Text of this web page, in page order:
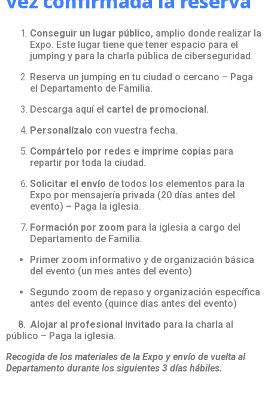
Conseguir un lugar público, amplio donde realizar la
Expo. Este lugar tiene que tener espacio para el
jumping y para la charla pública de ciberseguridad.
Reserva un jumping en tu ciudad o cercano – Paga
el Departamento de Familia.
Descarga aquí el cartel de promocional.
Personalízalo con vuestra fecha.
Compártelo por redes e imprime copias para
repartir por toda la ciudad.
Solicitar el envío de todos los elementos para la
Expo por mensajería privada (20 días antes del
evento) – Paga la iglesia.
Formación por zoom para la iglesia a cargo del
Departamento de Familia.
Primer zoom informativo y de organización básica
del evento (un mes antes del evento)
Segundo zoom de repaso y organización específica
antes del evento (quince días antes del evento)
8. Alojar al profesional invitado para la charla al
público – Paga la iglesia.
Recogida de los materiales de la Expo y envío de vuelta al
Departamento durante los siguientes 3 días hábiles.